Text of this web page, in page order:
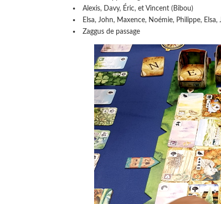
Alexis, Davy, Éric, et Vincent (Bibou)
Elsa, John, Maxence, Noémie, Philippe, Elsa,
Zaggus de passage